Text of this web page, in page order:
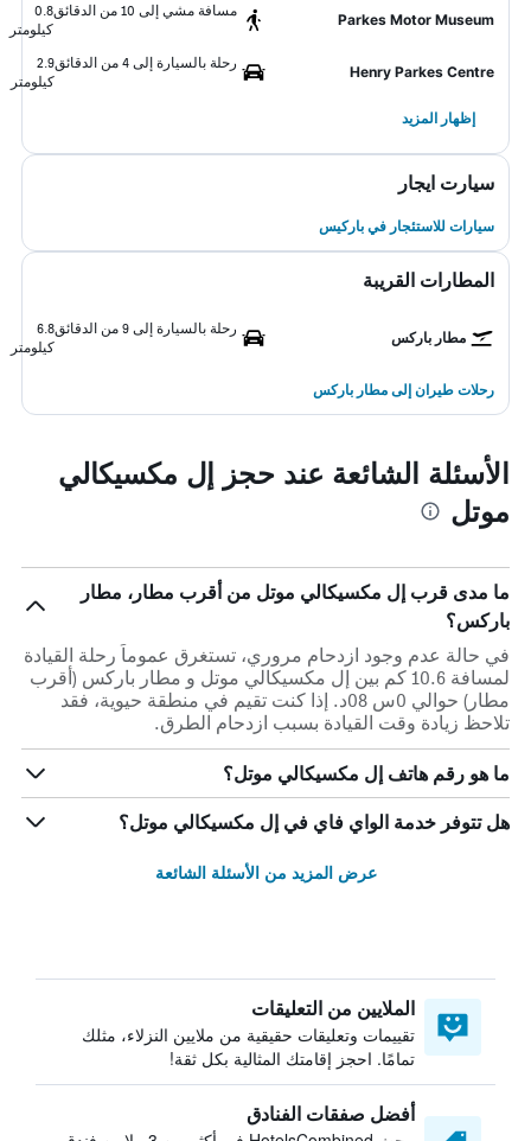
Parkes Motor Museum
مسافة مشي إلى 10 من الدقائق
0.8
كيلومتر
Henry Parkes Centre
رحلة بالسيارة إلى 4 من الدقائق
2.9
كيلومتر
إظهار المزيد
سيارت ايجار
سيارات للاستئجار في باركيس
المطارات القريبة
مطار باركس
رحلة بالسيارة إلى 9 من الدقائق
6.8
كيلومتر
رحلات طيران إلى مطار باركس
الأسئلة الشائعة عند حجز إل مكسيكالي
موتل
ما مدى قرب إل مكسيكالي موتل من أقرب مطار، مطار
باركس؟
في حالة عدم وجود ازدحام مروري، تستغرق عموماً رحلة القيادة
لمسافة 10.6 كم بين إل مكسيكالي موتل و مطار باركس (أقرب
مطار) حوالي 0س 08د. إذا كنت تقيم في منطقة حيوية، فقد
تلاحظ زيادة وقت القيادة بسبب ازدحام الطرق.
ما هو رقم هاتف إل مكسيكالي موتل؟
هل تتوفر خدمة الواي فاي في إل مكسيكالي موتل؟
عرض المزيد من الأسئلة الشائعة
الملايين من التعليقات
تقييمات وتعليقات حقيقية من ملايين النزلاء، مثلك
تمامًا. احجز إقامتك المثالية بكل ثقة!
أفضل صفقات الفنادق